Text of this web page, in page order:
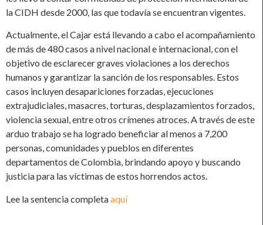
la CIDH desde 2000, las que todavía se encuentran vigentes.
Actualmente, el Cajar está llevando a cabo el acompañamiento
de más de 480 casos a nivel nacional e internacional, con el
objetivo de esclarecer graves violaciones a los derechos
humanos y garantizar la sanción de los responsables. Estos
casos incluyen desapariciones forzadas, ejecuciones
extrajudiciales, masacres, torturas, desplazamientos forzados,
violencia sexual, entre otros crímenes atroces. A través de este
arduo trabajo se ha logrado beneficiar al menos a 7,200
personas, comunidades y pueblos en diferentes
departamentos de Colombia, brindando apoyo y buscando
justicia para las víctimas de estos horrendos actos.
Lee la sentencia completaaquí